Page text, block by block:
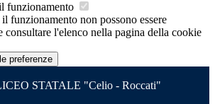
funzionamento
funzionamento non possono essere
consultare l'elenco nella pagina della cookie
preferenze
STATALE "Celio - Roccati"